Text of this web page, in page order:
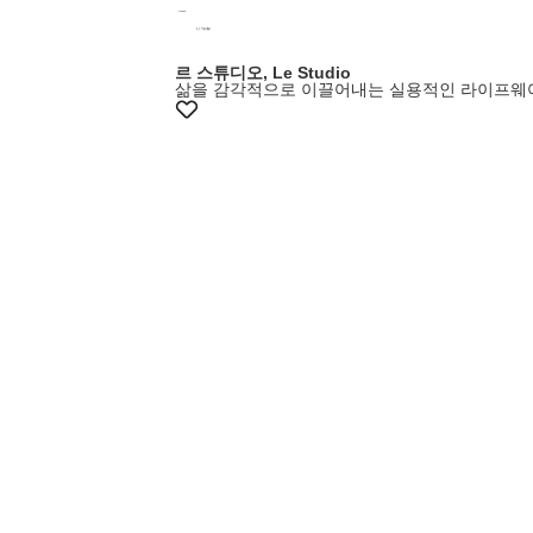
르 스튜디오, Le Studio
삶을 감각적으로 이끌어내는 실용적인 라이프웨